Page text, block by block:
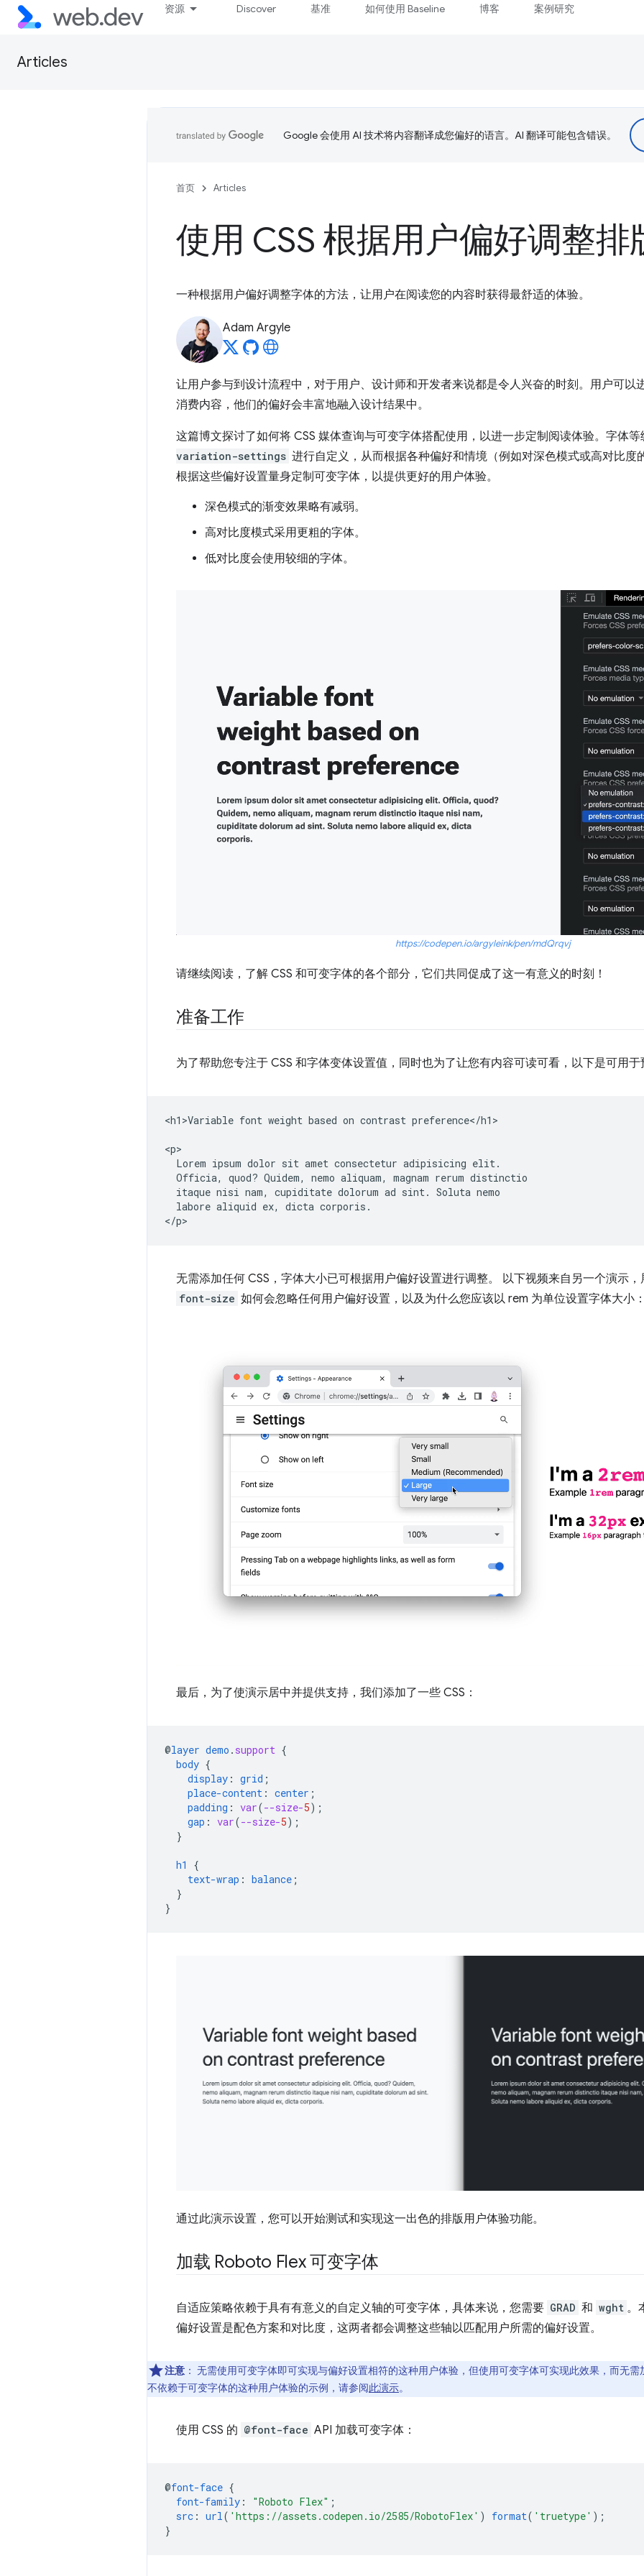
资源 Discover 基准 如何使用 Baseline 博客 案例研究
Articles
Google 会使用 AI 技术将内容翻译成您偏好的语言。AI 翻译可能包含错误。
首页 Articles
使用 CSS 根据用户偏好调整排
一种根据用户偏好调整字体的方法，让用户在阅读您的内容时获得最舒适的体验。
Adam Argyle
让用户参与到设计流程中，对于用户、设计师和开发者来说都是令人兴奋的时刻。用户可以
消费内容，他们的偏好会丰富地融入设计结果中。
这篇博文探讨了如何将 CSS 媒体查询与可变字体搭配使用，以进一步定制阅读体验。字体
variation-settings 进行自定义，从而根据各种偏好和情境（例如对深色模式或高对比度
根据这些偏好设置量身定制可变字体，以提供更好的用户体验。
深色模式的渐变效果略有减弱。
高对比度模式采用更粗的字体。
低对比度会使用较细的字体。
https://codepen.io/argyleink/pen/mdQrqvj
请继续阅读，了解 CSS 和可变字体的各个部分，它们共同促成了这一有意义的时刻！
准备工作
为了帮助您专注于 CSS 和字体变体设置值，同时也为了让您有内容可读可看，以下是可用
<h1>Variable font weight based on contrast preference</h1>
<p>
  Lorem ipsum dolor sit amet consectetur adipisicing elit.
  Officia, quod? Quidem, nemo aliquam, magnam rerum distinctio
  itaque nisi nam, cupiditate dolorum ad sint. Soluta nemo
  labore aliquid ex, dicta corporis.
无需添加任何 CSS，字体大小已可根据用户偏好设置进行调整。 以下视频来自另一个演示
font-size 如何会忽略任何用户偏好设置，以及为什么您应该以 rem 为单位设置字体大小
最后，为了使演示居中并提供支持，我们添加了一些 CSS：
@layer demo . support {
body {
display : grid ;
place-content : center ;
padding : var(--size-5);
gap : var(--size-5);
}
h1
{
text-wrap : balance ;
}
}
通过此演示设置，您可以开始测试和实现这一出色的排版用户体验功能。
加载 Roboto Flex 可变字体
自适应策略依赖于具有有意义的自定义轴的可变字体，具体来说，您需要 GRAD 和 wght 。
偏好设置是配色方案和对比度，这两者都会调整这些轴以匹配用户所需的偏好设置。
注意 ： 无需使用可变字体即可实现与偏好设置相符的这种用户体验，但使用可变字体可实现此效果，而无
不依赖于可变字体的这种用户体验的示例，请参阅此演示。
使用 CSS 的 @font-face API 加载可变字体：
@font-face {
font-family : "Roboto Flex" ;
src : url( 'https://assets.codepen.io/2585/RobotoFlex' ) format( 'truetype' );
}